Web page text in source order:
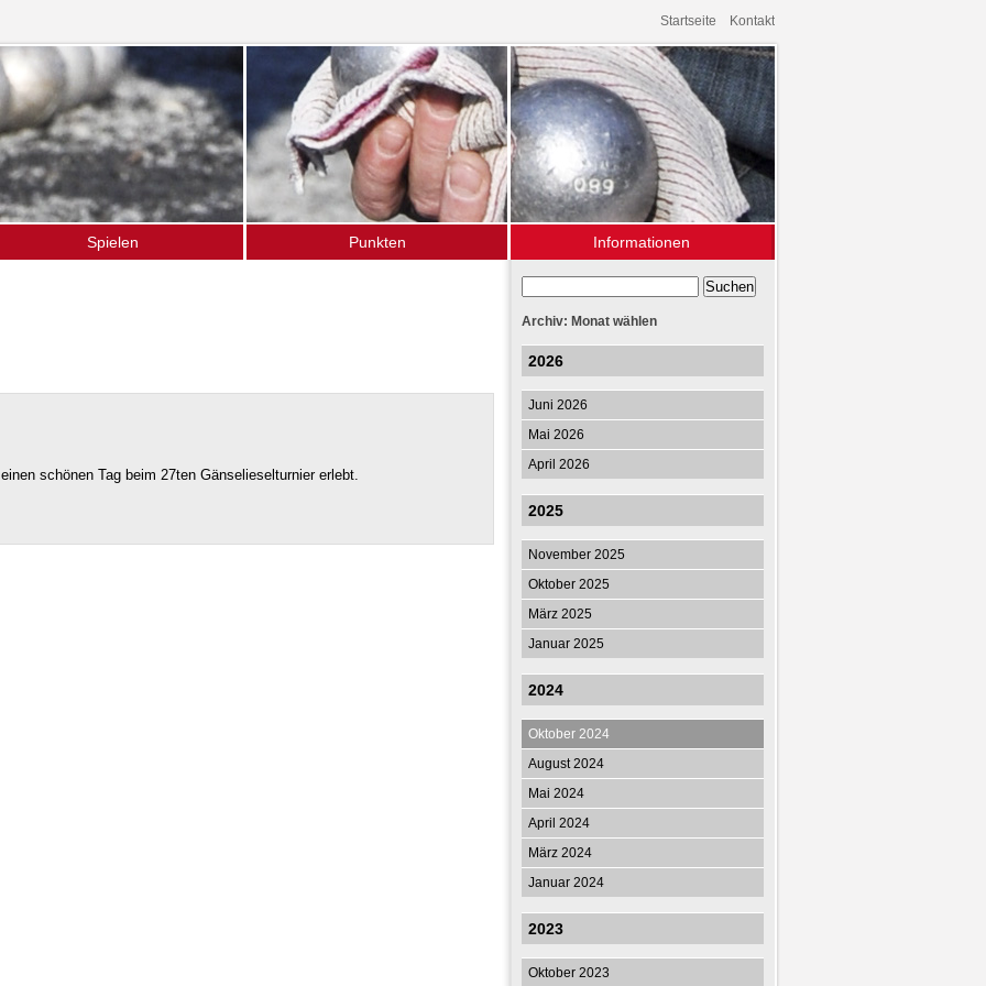
Startseite Kontakt
Spielen Punkten
Informationen
Archiv
Links
schönen Tag beim 27ten Gänselieselturnier erlebt.
Archiv: Monat wählen
2026
Juni 2026
Mai 2026
April 2026
2025
November 2025
Oktober 2025
März 2025
Januar 2025
2024
Oktober 2024
August 2024
Mai 2024
April 2024
März 2024
Januar 2024
2023
Oktober 2023